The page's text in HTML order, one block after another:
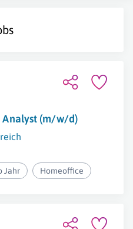
(m/w/d)
Jahr Homeoffice